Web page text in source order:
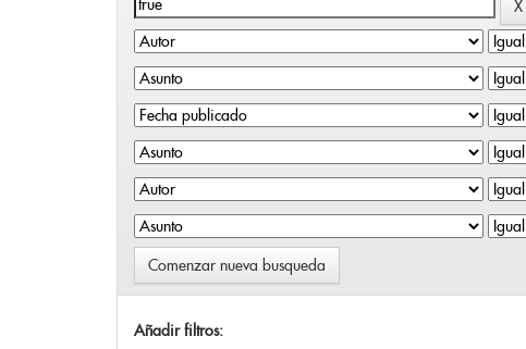
Comenzar nueva busqueda
Añadir filtros: